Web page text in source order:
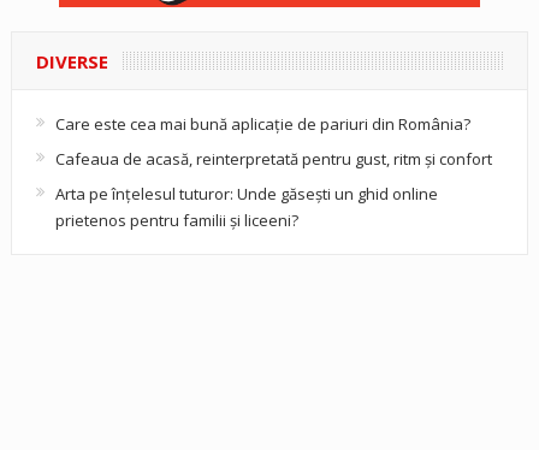
DIVERSE
Care este cea mai bună aplicație de pariuri din România?
Cafeaua de acasă, reinterpretată pentru gust, ritm și confort
Arta pe înțelesul tuturor: Unde găsești un ghid online
prietenos pentru familii și liceeni?